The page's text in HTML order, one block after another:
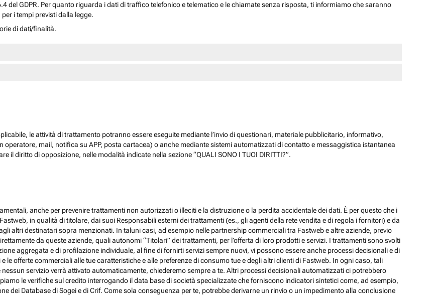
del GDPR. Per quanto riguarda i dati di traffico telefonico e telematico e le chiamate senza risposta, ti informiamo che saranno
i tempi previsti dalla legge.
di dati/finalità.
le attività di trattamento potranno essere eseguite mediante l’invio di questionari, materiale pubblicitario, informativo,
mail, notifica su APP, posta cartacea) o anche mediante sistemi automatizzati di contatto e messaggistica istantanea
il diritto di opposizione, nelle modalità indicate nella sezione “QUALI SONO I TUOI DIRITTI?”.
anche per prevenire trattamenti non autorizzati o illeciti e la distruzione o la perdita accidentale dei dati. È per questo che i
in qualità di titolare, dai suoi Responsabili esterni dei trattamenti (es., gli agenti della rete vendita e di regola i fornitori) e da
altri destinatari sopra menzionati. In taluni casi, ad esempio nelle partnership commerciali tra Fastweb e altre aziende, previo
da queste aziende, quali autonomi “Titolari” dei trattamenti, per l’offerta di loro prodotti e servizi. I trattamenti sono svolti
aggregata e di profilazione individuale, al fine di fornirti servizi sempre nuovi, vi possono essere anche processi decisionali e di
offerte commerciali alle tue caratteristiche e alle preferenze di consumo tue e degli altri clienti di Fastweb. In ogni caso, tali
servizio verrà attivato automaticamente, chiederemo sempre a te. Altri processi decisionali automatizzati ci potrebbero
le verifiche sul credito interrogando il data base di società specializzate che forniscono indicatori sintetici come, ad esempio,
dei Database di Sogei e di Crif. Come sola conseguenza per te, potrebbe derivarne un rinvio o un impedimento alla conclusione